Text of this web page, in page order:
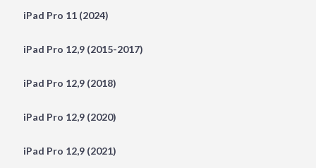
iPad Pro 11 (2024)
iPad Pro 12,9 (2015-2017)
iPad Pro 12,9 (2018)
iPad Pro 12,9 (2020)
iPad Pro 12,9 (2021)